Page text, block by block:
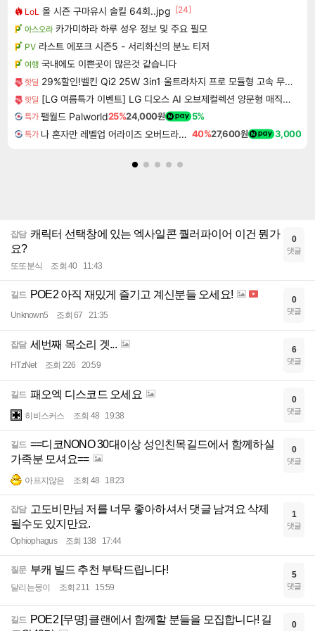
LoL 올 시즌 구마유시 솔킬 64회..jpg [24]
아스오라 카가미하라 하루 성우 정보 및 주요 필모
PV 라스트 에포크 시즌5 - 서리화신의 분노 티저
여행 국내에도 이쁜곳이 많은것 같습니다
핫딜 29%할인!벨킨 Qi2 25W 3in1 울트라차지 프로 모듈형 고속 무선 충전기 WIZ052kr 갤럭시S26 아이폰17 호환
핫딜 [LG 여름특가 이벤트] LG 디오스 AI 오브제컬렉션 양문형 매직스페이스 2도어 냉장고
특가 팰월드 Palworld25%24,000원 5%
특가 나 혼자만 레벨업 어라이즈 오버드라이브 Solo Leveling Arise 40%27,600원 3,000
잡담 캐릭터 선택창에 있는 엑사일콘 퀄러파이어 이건 뭔가
요?
또또분식 조회 40 11:43
0
댓글
길드 POE2 아직 재밌게 즐기고 계신분들 오세요!
Unknown5 조회 67 21:35
0
댓글
잡담 세번째 목소리 겟...
HTzNet 조회 226 20:59
6
댓글
길드 패오엑 디스코드 오세요
히비스커스 조회 48 19:38
0
댓글
길드 ==디코NONO 30대이상 성인친목길드에서 함께하실
가족분 모셔요==
아프지않은 조회 48 18:23
0
댓글
잡담 고도비만님 저를 너무 좋아하셔서 댓글 남겨요 삭제
될수도 있지만요.
Ophiophagus 조회 138 17:44
1
댓글
질문 부캐 빌드 추천 부탁드립니다!
달리는몽이 조회 211 15:59
5
댓글
길드 POE2 [무명] 클랜에서 함께할 분들을 모집합니다! 길
0